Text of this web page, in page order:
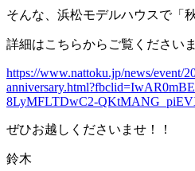
そんな、浜松モデルハウスで「
詳細はこちらからご覧ください
https://www.nattoku.jp/news/event/
8LyMFLTDwC2-
ぜひお越しくださいませ！！
鈴木